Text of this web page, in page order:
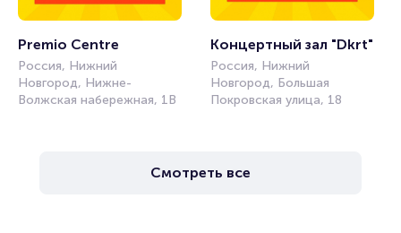
Premio Centre
Россия, Нижний
Новгород, Нижне-
Волжская набережная, 1В
Концертный зал "Dkrt"
Россия, Нижний
Новгород, Большая
Покровская улица, 18
Смотреть все